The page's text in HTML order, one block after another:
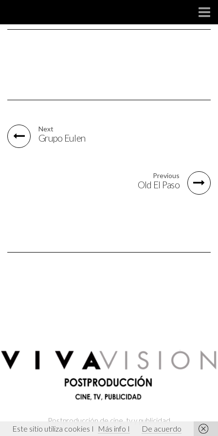
Next
Grupo Eulen
Previous
Old El Paso
Postproducción de cine, tv y publicidad
Este sitio utiliza cookies I Más info I De acuerdo